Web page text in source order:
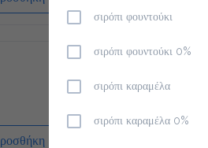
σιρόπι φουντούκι
σιρόπι φουντούκι 0%
σιρόπι καραμέλα
σιρόπι καραμέλα 0%